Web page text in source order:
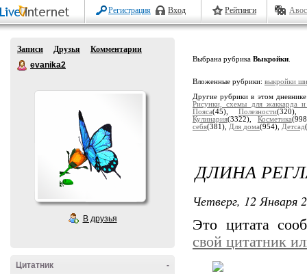
Регистрация Вход Рейтинги
Записи Друзья
Комментарии
evanika2
В друзья
-
Цитатник
Выбрана рубрика Выкройки
Вложенные рубрики: выкройки
Другие рубрики в этом
Рисунки, схемы для жаккарда
Пояса(45), Полезности(320),
Кулинария(3322), Косметика
себя(381), Для дома(954), Детсад
ДЛИНА
Четверг, 12 Января
Это цитата
свой цитатник